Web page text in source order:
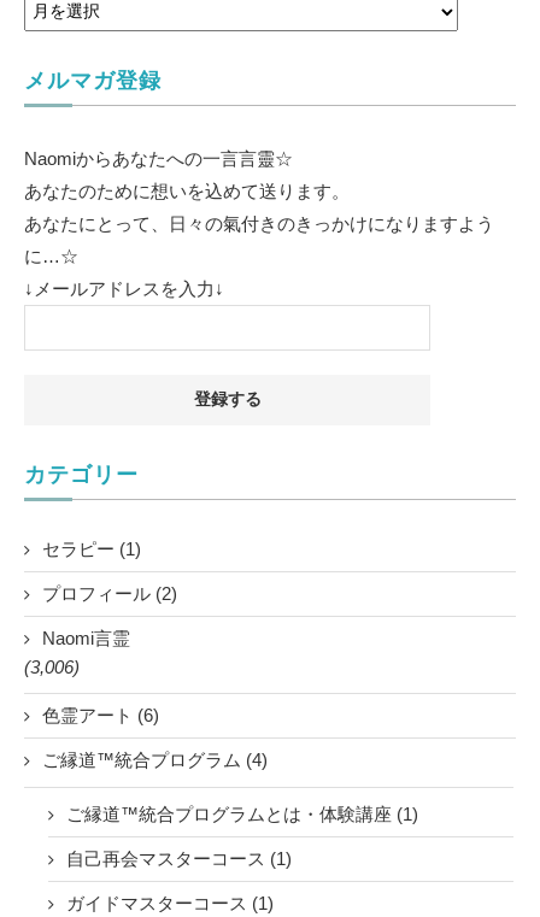
メルマガ登録
Naomiからあなたへの一言言靈☆
あなたのために想いを込めて送ります。
あなたにとって、日々の氣付きのきっかけになりますよう
に…☆
↓メールアドレスを入力↓
カテゴリー
セラピー (1)
プロフィール (2)
Naomi言霊
(3,006)
色霊アート (6)
ご縁道™統合プログラム (4)
ご縁道™統合プログラムとは・体験講座 (1)
自己再会マスターコース (1)
ガイドマスターコース (1)